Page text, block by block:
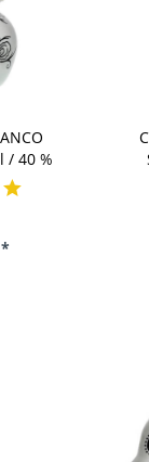
/ 40 %